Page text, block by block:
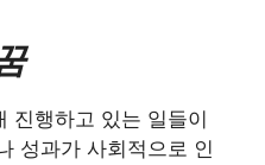
진행하고 있는 일들이
성과가 사회적으로 인